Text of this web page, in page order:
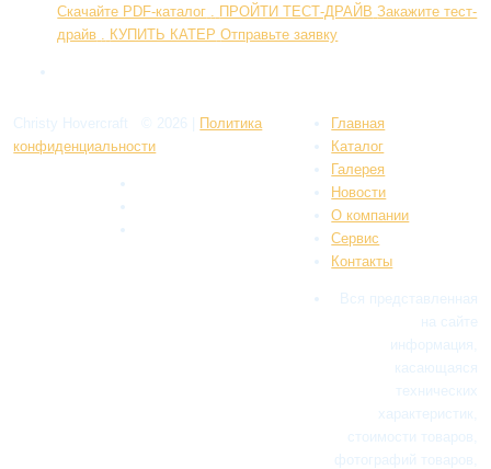
Скачайте PDF-каталог
ПРОЙТИ ТЕСТ-ДРАЙВ Закажите тест-
драйв
КУПИТЬ КАТЕР Отправьте заявку
Christy Hovercraft © 2026
Политикa
конфиденциальности
Главная
Каталог
Галерея
Новости
О компании
Сервис
Контакты
Вся представленная
на сайте
информация,
касающаяся
технических
характеристик,
стоимости товаров,
фотографий товаров,